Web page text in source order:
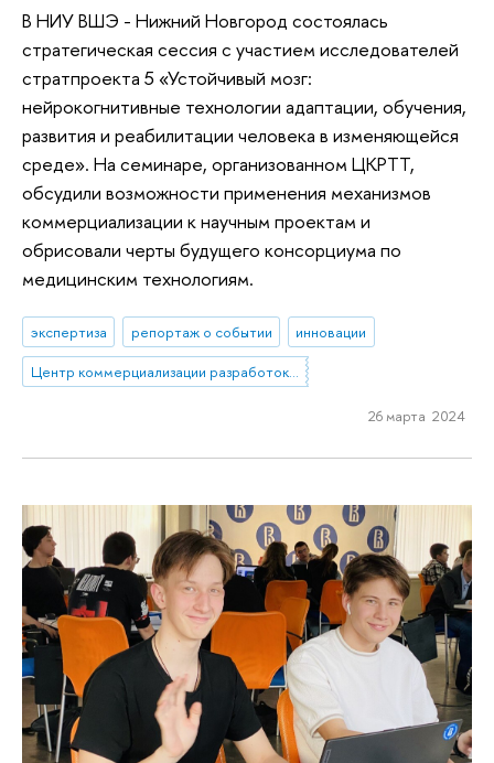
В НИУ ВШЭ - Нижний Новгород состоялась
стратегическая сессия с участием исследователей
стратпроекта 5 «Устойчивый мозг:
нейрокогнитивные технологии адаптации, обучения,
развития и реабилитации человека в изменяющейся
среде». На семинаре, организованном ЦКРТТ,
обсудили возможности применения механизмов
коммерциализации к научным проектам и
обрисовали черты будущего консорциума по
медицинским технологиям.
экспертиза репортаж о событии
инновации
Центр коммерциализации разработок и трансфера технологий
26 марта 2024